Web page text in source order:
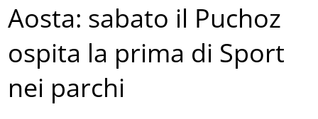
Aosta: sabato il Puchoz
ospita la prima di Sport
nei parchi